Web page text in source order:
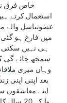
خاص فرق
استعمال کرتے
میں فارغ ہو
ہی نہیں
سمجھ جائے گی
وہاں میری
بعد اپنی اپنی
اپنے معاشقوں